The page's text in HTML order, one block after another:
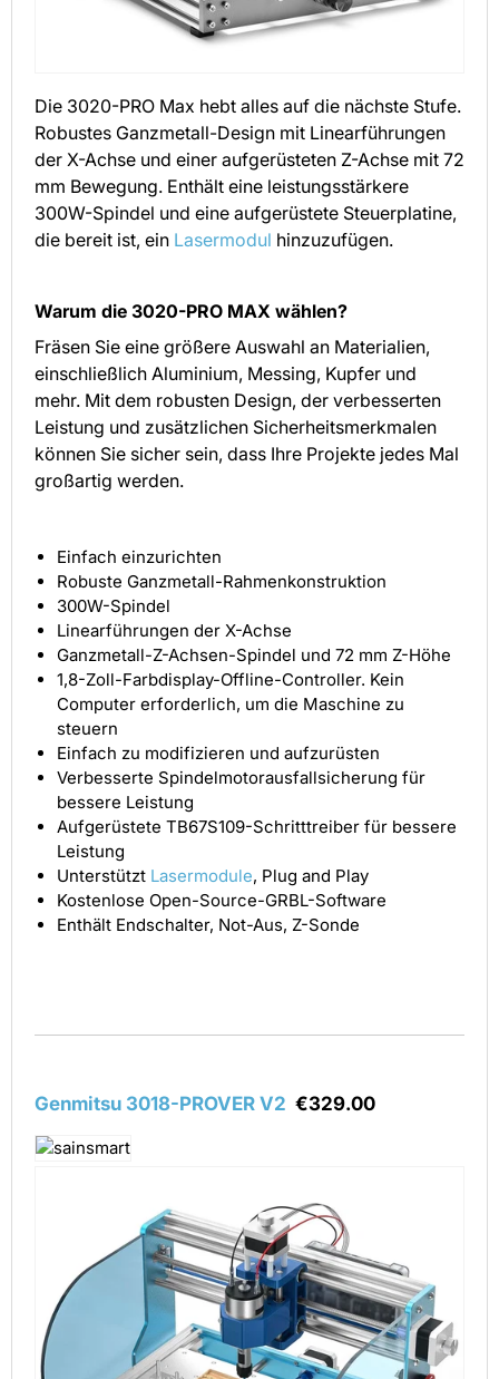
Die 3020-PRO Max hebt alles auf die nächste Stufe.
Robustes Ganzmetall-Design mit Linearführungen
der X-Achse und einer aufgerüsteten Z-Achse mit 72
mm Bewegung. Enthält eine leistungsstärkere
300W-Spindel und eine aufgerüstete Steuerplatine,
die bereit ist, ein Lasermodul hinzuzufügen.
Warum die 3020-PRO MAX wählen?
Fräsen Sie eine größere Auswahl an Materialien,
einschließlich Aluminium, Messing, Kupfer und
mehr. Mit dem robusten Design, der verbesserten
Leistung und zusätzlichen Sicherheitsmerkmalen
können Sie sicher sein, dass Ihre Projekte jedes Mal
großartig werden.
Einfach einzurichten
Robuste Ganzmetall-Rahmenkonstruktion
300W-Spindel
Linearführungen der X-Achse
Ganzmetall-Z-Achsen-Spindel und 72 mm Z-Höhe
1,8-Zoll-Farbdisplay-Offline-Controller. Kein
Computer erforderlich, um die Maschine zu
steuern
Einfach zu modifizieren und aufzurüsten
Verbesserte Spindelmotorausfallsicherung für
bessere Leistung
Aufgerüstete TB67S109-Schritttreiber für bessere
Leistung
Unterstützt Lasermodule, Plug and Play
Kostenlose Open-Source-GRBL-Software
Enthält Endschalter, Not-Aus, Z-Sonde
Genmitsu 3018-PROVER V2 €329.00